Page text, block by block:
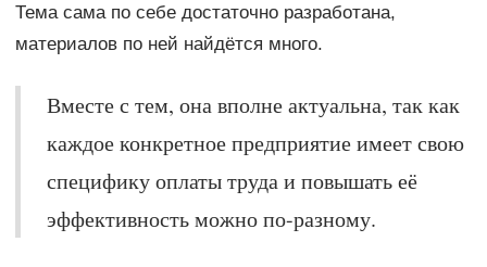
Тема сама по себе достаточно разработана,
материалов по ней найдётся много.
Вместе с тем, она вполне актуальна, так как
каждое конкретное предприятие имеет свою
специфику оплаты труда и повышать её
эффективность можно по-разному.